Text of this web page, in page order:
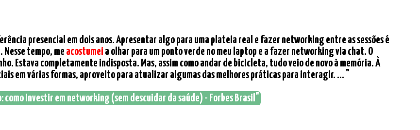
presencial em dois anos. Apresentar algo para uma plateia real e fazer networking entre as sessões é
tempo, me acostumei a olhar para um ponto verde no meu laptop e a fazer networking via chat. O
Estava completamente indisposta. Mas, assim como andar de bicicleta, tudo veio de novo à memória. À
em várias formas, aproveito para atualizar algumas das melhores práticas para interagir. ... "
investir em networking (sem descuidar da saúde) - Forbes Brasil"